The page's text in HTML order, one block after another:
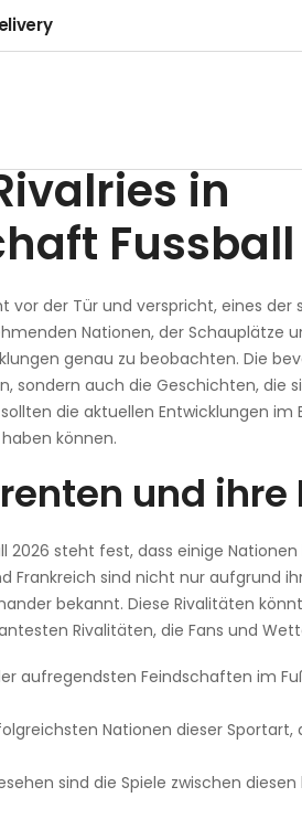
in
in
Fussball
vor der Tür und verspricht, eines
Nationen, der Schauplätze
genau zu beobachten. Die
sondern auch die Geschichten, die
die aktuellen Entwicklungen
können.
und
steht fest, dass einige
Frankreich sind nicht nur aufgrund
bekannt. Diese Rivalitäten
Rivalitäten, die Fans und
aufregendsten Feindschaften im
Nationen dieser Sportart,
sind die Spiele zwischen